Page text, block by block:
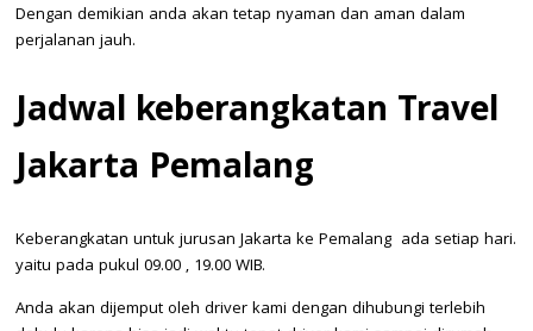
Dengan demikian anda akan tetap nyaman dan aman dalam
perjalanan jauh.
Jadwal keberangkatan Travel
Jakarta Pemalang
Keberangkatan untuk jurusan Jakarta ke Pemalang ada setiap hari.
yaitu pada pukul 09.00 , 19.00 WIB.
Anda akan dijemput oleh driver kami dengan dihubungi terlebih